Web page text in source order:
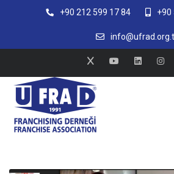
+90 212 599 17 84 +90